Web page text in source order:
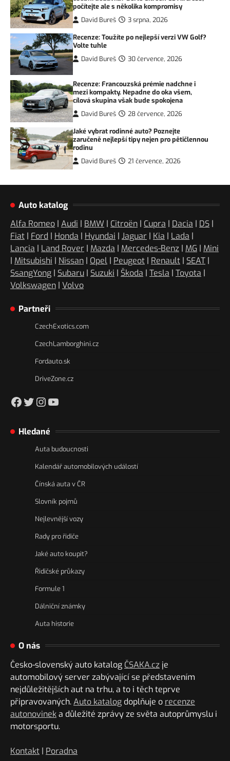
počítejte ale s několika kompromisy
David Bureš
3 srpna, 2026
Recenze: Toužíte po nejlepší verzi VW Golf?
Volte tuhle
David Bureš
30 července, 2026
Recenze: Francouzská prémie nadchne i
mezi kompakty. Nepadne do oka všem,
cílová skupina však bude spokojena
David Bureš
28 července, 2026
Jaké vybrat rodinné auto? Poznejte
zaručeně nejlepší tipy nejen pro pětičlennou
rodinu
David Bureš
21 července, 2026
Auto katalog
Alfa Romeo | Audi | BMW | Citroën | Cupra | Dacia | DS |
Fiat | Ford | Honda | Hyundai | Jaguar | Kia | Lada |
Lancia | Land Rover | Mazda | Mercedes-Benz | MG | Mini
| Mitsubishi | Nissan | Opel | Peugeot | Renault | SEAT |
SsangYong | Subaru | Suzuki | Škoda | Tesla | Toyota |
Volkswagen | Volvo
Partneři
CzechExotics.com
CzechLamborghini.cz
Fordauto.sk
DriveZone.cz
https://www.facebook.com/csakacz
Twitter
Instagram
YouTube
Hledané
Auta budoucnosti
Kalendář automobilových událostí
Čínská auta v ČR
Slovník pojmů
Nejlevnější vozy
Rady pro řidiče
Jaké auto koupit?
Řidičské průkazy
Formule 1
Dálniční známky
Auta historie
O nás
Česko-slovenský auto katalog ČSAKA.cz je
automobilový server zabývající se představením
nejdůležitějších aut na trhu, a to i těch teprve
připravovaných.Auto katalog doplňuje o recenze
autonovineka důležité zprávy ze světa autoprůmyslu i
motorsportu.
Kontakt | Poradna